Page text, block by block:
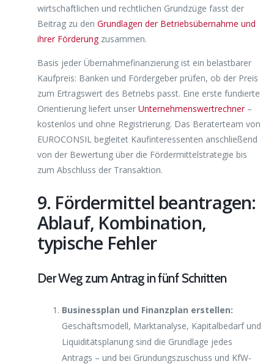
wirtschaftlichen und rechtlichen Grundzüge fasst der
Beitrag zu den Grundlagen der Betriebsübernahme und
ihrer Förderungzusammen.
Basis jeder Übernahmefinanzierung ist ein belastbarer
Kaufpreis: Banken und Fördergeber prüfen, ob der Preis
zum Ertragswert des Betriebs passt. Eine erste fundierte
Orientierung liefert unser Unternehmenswertrechner–
kostenlos und ohne Registrierung. Das Beraterteam von
EUROCONSIL begleitet Kaufinteressenten anschließend
von der Bewertung über die Fördermittelstrategie bis
zum Abschluss der Transaktion.
9. Fördermittel beantragen:
Ablauf, Kombination,
typische Fehler
Der Weg zum Antrag in fünf Schritten
Businessplan und Finanzplan erstellen:
Geschäftsmodell, Marktanalyse, Kapitalbedarf und
Liquiditätsplanung sind die Grundlage jedes
Antrags – und bei Gründungszuschuss und KfW-